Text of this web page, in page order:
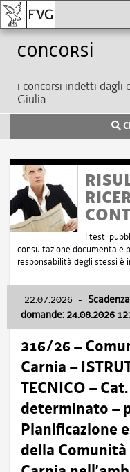
Concorsi
i concorsi indetti dagli
Giulia
I testi
consultazione documentale
responsabilità degli stessi è
22.07.2026 -
domande: 24.08.2026
316/26 –
Carnia –
TECNICO –
determinato –
Pianificazione
della